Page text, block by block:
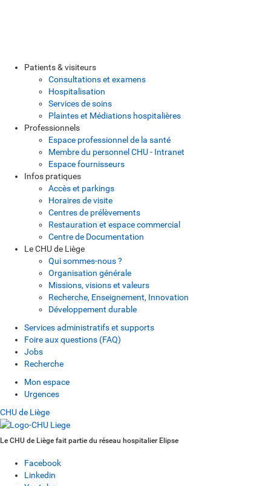
Patients & visiteurs
Consultations et examens
Hospitalisation
Services de soins
Plaintes et Médiations hospitalières
Professionnels
Espace professionnel de la santé
Membre du personnel CHU - Intranet
Espace fournisseurs
Infos pratiques
Accès et parkings
Horaires de visite
Centres de prélèvements
Restauration et espace commercial
Centre de Documentation
Le CHU de Liège
Qui sommes-nous ?
Organisation générale
Missions, visions et valeurs
Recherche, Enseignement, Innovation
Développement durable
Services administratifs et supports
Foire aux questions (FAQ)
Jobs
Recherche
Mon espace
Urgences
CHU de Liège
Le CHU de Liège fait partie du réseau hospitalier Elipse
Facebook
Linkedin